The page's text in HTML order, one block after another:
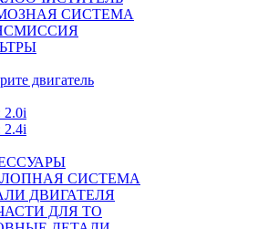
СИСТЕМА
двигатель
2.0i
2.4i
СИСТЕМА
ДВИГАТЕЛЯ
ДЛЯ ТО